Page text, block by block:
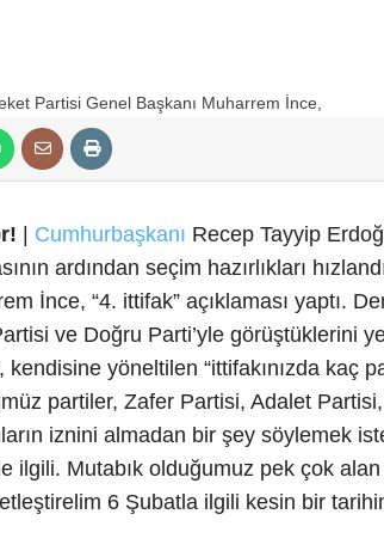
| Cumhurbaşkanı Recep Tayyip
ardından seçim hazırlıkları
İnce, “4. ittifak” açıklaması yaptı.
ve Doğru Parti’yle görüştüklerini
yöneltilen “ittifakınızda kaç
partiler, Zafer Partisi, Adalet
iznini almadan bir şey söylemek
ilgili. Mutabık olduğumuz pek çok alan
6 Şubatla ilgili kesin bir